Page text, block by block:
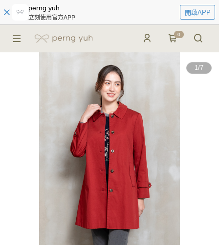
perng yuh
立刻使用官方APP
開啟APP
0
1/7